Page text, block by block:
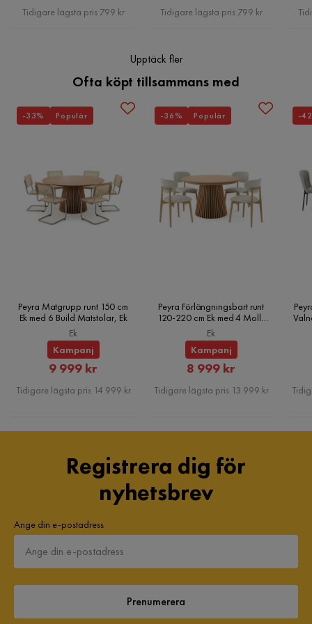
Pris
Tidigare lägsta pris 799 kr
Pris
Tidigare lägsta pris 799 kr
Upptäck fler
Ofta köpt tillsammans med
Peyra Matgrupp runt 150 cm
Ek med 6 Build Matstolar, Ek
Ek
Kampanj
Rabatterat
Pris
9 999 kr
Tidigare lägsta pris 14 999 kr
-33% Populär
Peyra Förlängningsbart runt
120-220 cm Ek med 4 Molly
Matstolar, Ek
Ek
Kampanj
Rabatterat
Pris
8 999 kr
Tidigare lägsta pris 13 999 kr
-36% Populär -
Registrera dig för
nyhetsbrev
Ange din e-postadress
Prenumerera